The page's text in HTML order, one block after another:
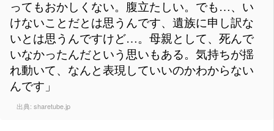
ってもおかしくない。腹立たしい。でも…、い
けないことだとは思うんです、遺族に申し訳な
いとは思うんですけど…。母親として、死んで
いなかったんだという思いもある。気持ちが揺
れ動いて、なんと表現していいのかわからない
んです」
出典: sharetube.jp